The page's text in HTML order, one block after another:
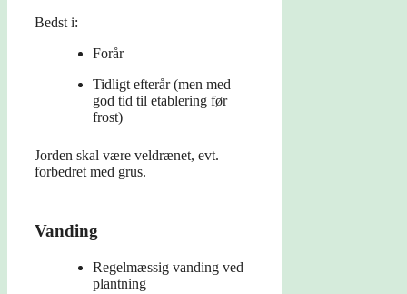
Bedst i:
Forår
Tidligt efterår (men med
god tid til etablering før
frost)
Jorden skal være veldrænet, evt.
forbedret med grus.
Vanding
Regelmæssig vanding ved
plantning